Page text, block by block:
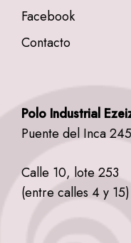
Facebook
Contacto
Polo Industrial
Puente del Inca
Calle 10, lote 253
(entre calles 4 y 15)